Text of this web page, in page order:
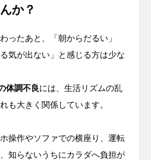
んか？
ったあと、「朝からだるい」
気が出ない」と感じる方は少な
体調不良には、生活リズムの乱
も大きく関係しています。
操作やソファでの横座り、運転
知らないうちにカラダへ負担が